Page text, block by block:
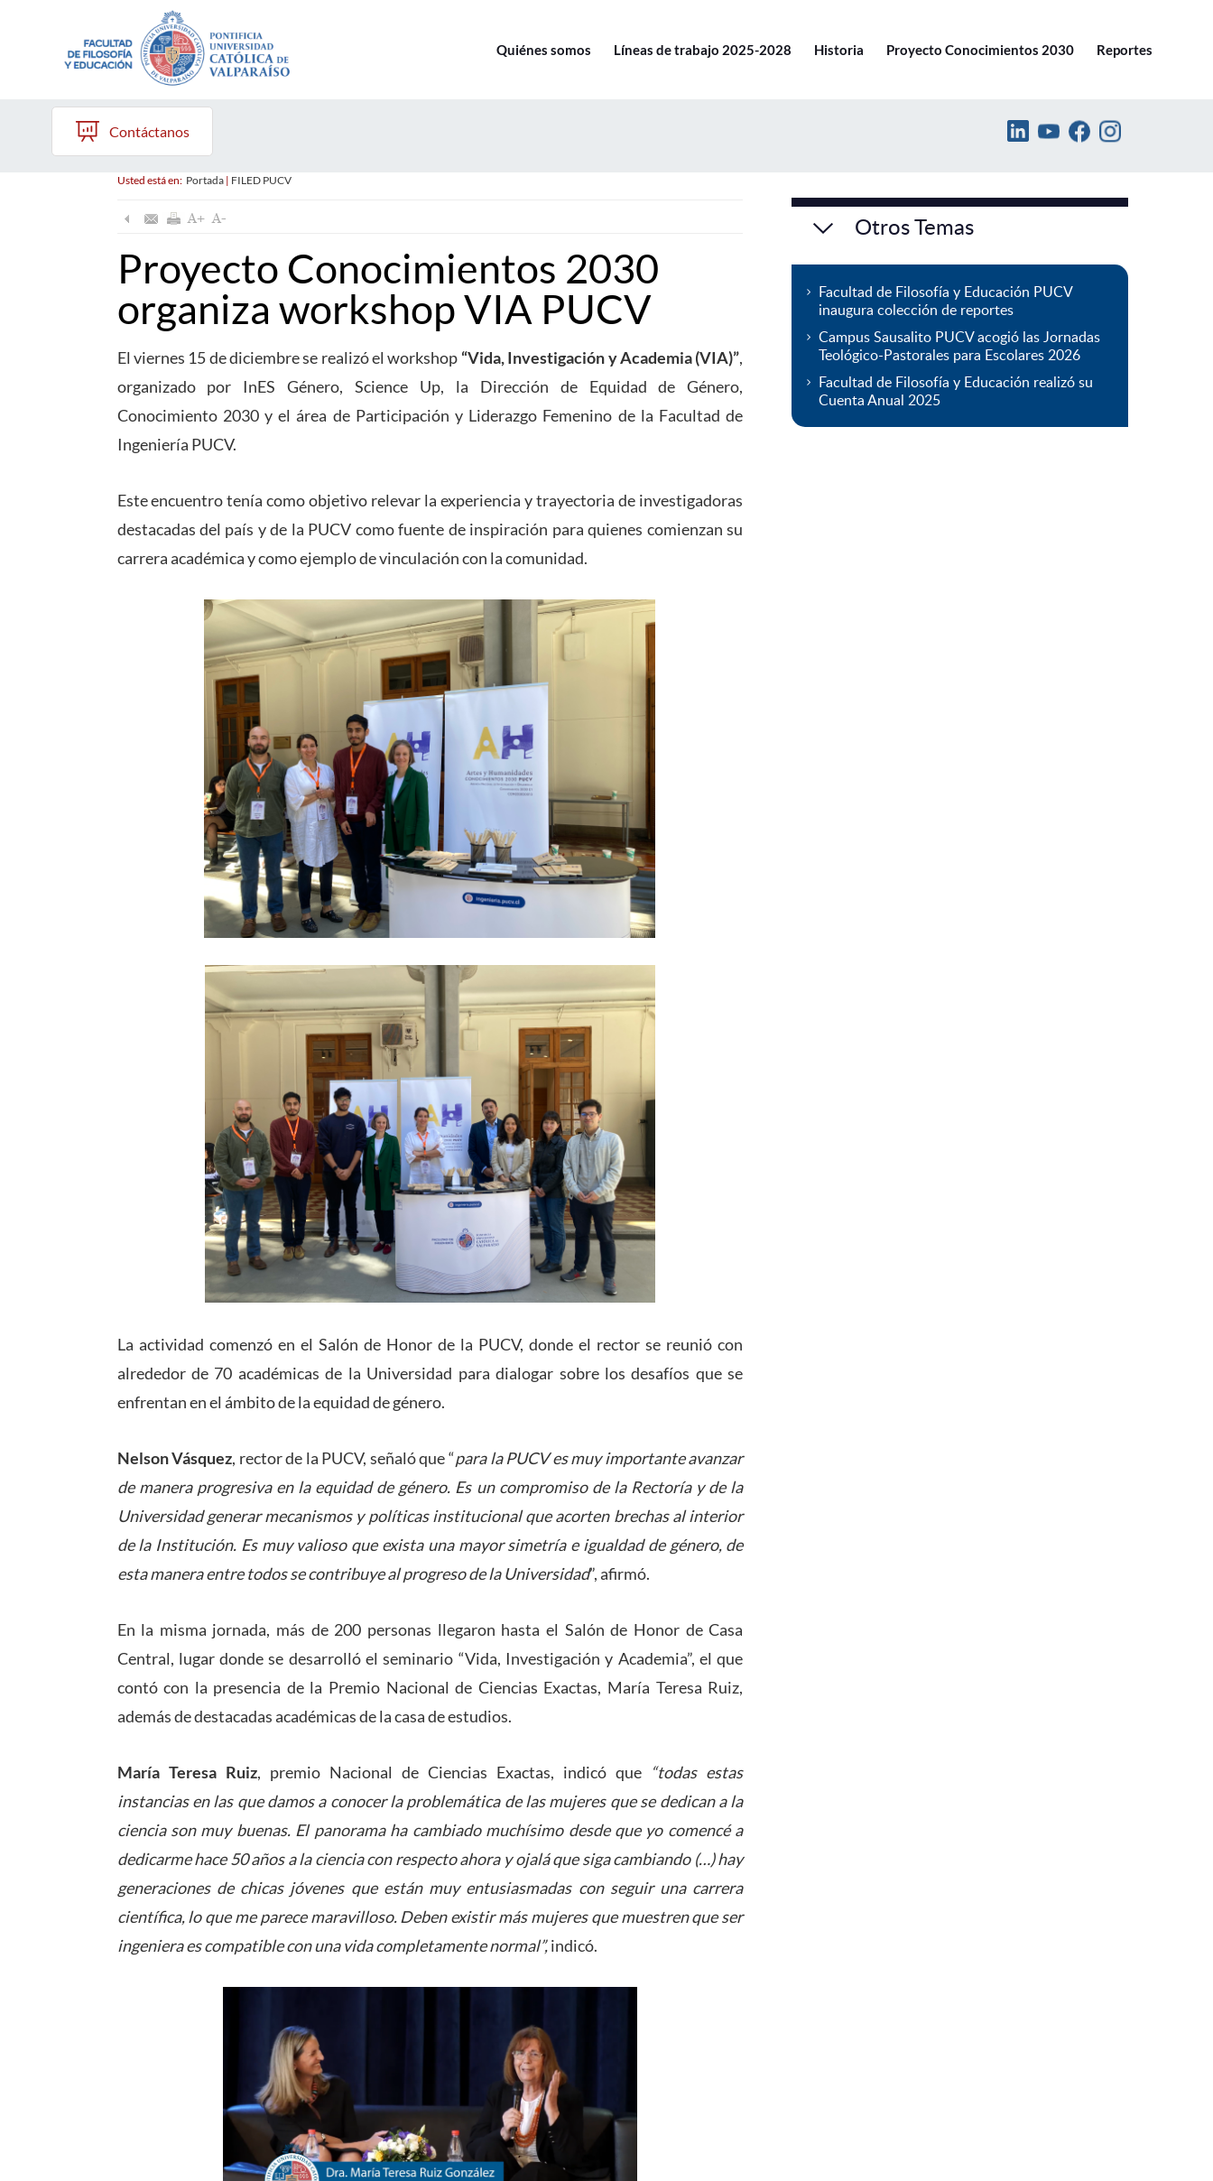
Quiénes somos Líneas de trabajo 2025-2028 Historia Proyecto Conocimientos 2030 Reportes
Contáctanos
Usted está en: Portada| FILED PUCV
Proyecto Conocimientos 2030
organiza workshop VIA PUCV
El viernes 15 de diciembre se realizó el workshop “Vida, Investigación y Academia (VIA)”,
organizado por InES Género, Science Up, la Dirección de Equidad de Género,
Conocimiento 2030 y el área de Participación y Liderazgo Femenino de la Facultad de
Ingeniería PUCV.
Este encuentro tenía como objetivo relevar la experiencia y trayectoria de investigadoras
destacadas del país y de la PUCV como fuente de inspiración para quienes comienzan su
carrera académica y como ejemplo de vinculación con la comunidad.
La actividad comenzó en el Salón de Honor de la PUCV, donde el rector se reunió con
alrededor de 70 académicas de la Universidad para dialogar sobre los desafíos que se
enfrentan en el ámbito de la equidad de género.
Nelson Vásquez, rector de la PUCV, señaló que “para la PUCV es muy importante avanzar
de manera progresiva en la equidad de género. Es un compromiso de la Rectoría y de la
Universidad generar mecanismos y políticas institucional que acorten brechas al interior
de la Institución. Es muy valioso que exista una mayor simetría e igualdad de género, de
esta manera entre todos se contribuye al progreso de la Universidad”, afirmó.
En la misma jornada, más de 200 personas llegaron hasta el Salón de Honor de Casa
Central, lugar donde se desarrolló el seminario “Vida, Investigación y Academia”, el que
contó con la presencia de la Premio Nacional de Ciencias Exactas, María Teresa Ruiz,
además de destacadas académicas de la casa de estudios.
María Teresa Ruiz, premio Nacional de Ciencias Exactas, indicó que “todas estas
instancias en las que damos a conocer la problemática de las mujeres que se dedican a la
ciencia son muy buenas. El panorama ha cambiado muchísimo desde que yo comencé a
dedicarme hace 50 años a la ciencia con respecto ahora y ojalá que siga cambiando (…) hay
generaciones de chicas jóvenes que están muy entusiasmadas con seguir una carrera
científica, lo que me parece maravilloso. Deben existir más mujeres que muestren que ser
ingeniera es compatible con una vida completamente normal”, indicó.
Otros Temas
Facultad de Filosofía y Educación PUCV
inaugura colección de reportes
Campus Sausalito PUCV acogió las Jornadas
Teológico-Pastorales para Escolares 2026
Facultad de Filosofía y Educación realizó su
Cuenta Anual 2025